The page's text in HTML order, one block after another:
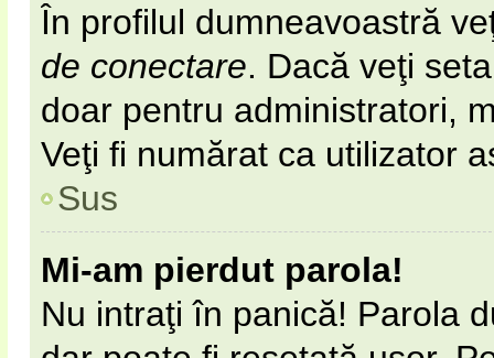
În profilul dumneavoastră
de conectare. Dacă veţi
doar pentru administratori,
Veţi fi numărat ca utilizator
Sus
Mi-am pierdut parola!
Nu intraţi în panică! Parola